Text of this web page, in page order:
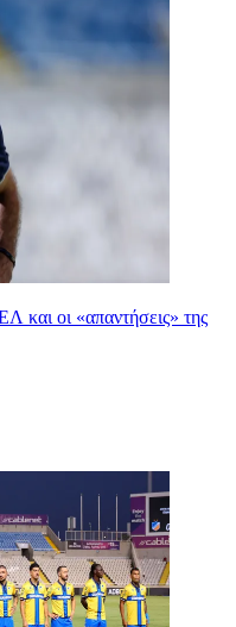
οι «απαντήσεις» της